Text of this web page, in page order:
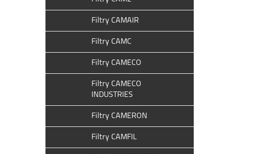
Filtry CAMAIR
Filtry CAMC
Filtry CAMECO
Filtry CAMECO
INDUSTRIES
Filtry CAMERON
Filtry CAMFIL